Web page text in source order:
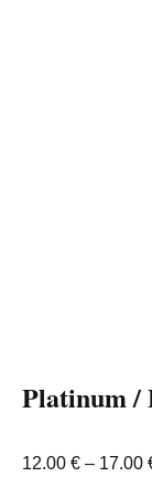
Platinum /
12.00 € – 17.00